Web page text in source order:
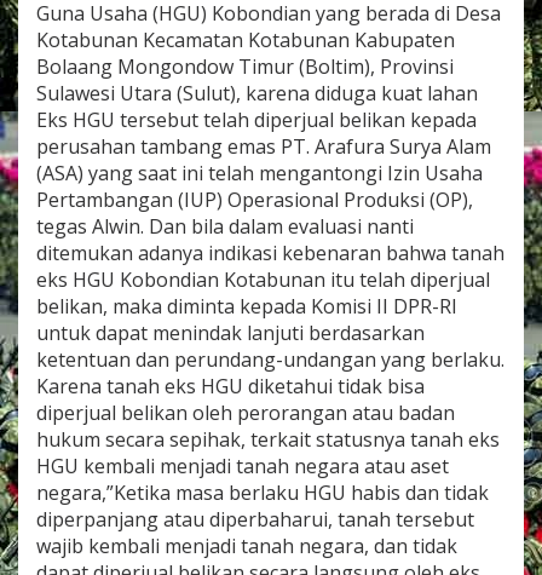
Guna Usaha (HGU) Kobondian yang berada di Desa
Kotabunan Kecamatan Kotabunan Kabupaten
Bolaang Mongondow Timur (Boltim), Provinsi
Sulawesi Utara (Sulut), karena diduga kuat lahan
Eks HGU tersebut telah diperjual belikan kepada
perusahan tambang emas PT. Arafura Surya Alam
(ASA) yang saat ini telah mengantongi Izin Usaha
Pertambangan (IUP) Operasional Produksi (OP),
tegas Alwin. Dan bila dalam evaluasi nanti
ditemukan adanya indikasi kebenaran bahwa tanah
eks HGU Kobondian Kotabunan itu telah diperjual
belikan, maka diminta kepada Komisi II DPR-RI
untuk dapat menindak lanjuti berdasarkan
ketentuan dan perundang-undangan yang berlaku.
Karena tanah eks HGU diketahui tidak bisa
diperjual belikan oleh perorangan atau badan
hukum secara sepihak, terkait statusnya tanah eks
HGU kembali menjadi tanah negara atau aset
negara,”Ketika masa berlaku HGU habis dan tidak
diperpanjang atau diperbaharui, tanah tersebut
wajib kembali menjadi tanah negara, dan tidak